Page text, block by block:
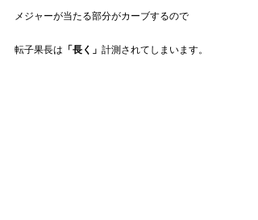
メジャーが当たる部分がカーブするので
転子果長は 「長く」 計測されてしまいます。